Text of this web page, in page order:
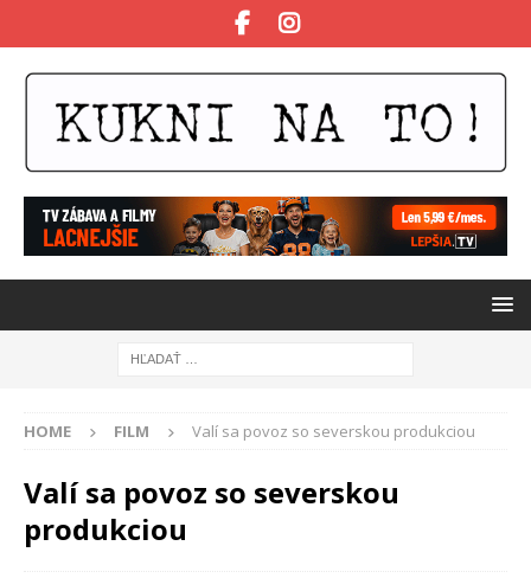
HOME FILM Valí sa povoz so severskou produkciou
Valí sa povoz so severskou
produkciou